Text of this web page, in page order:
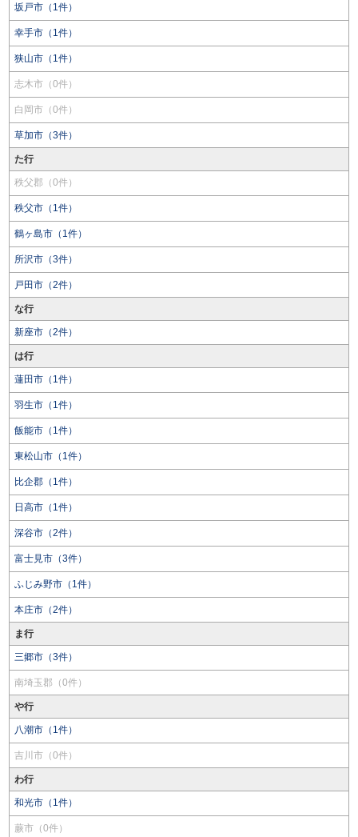
坂戸市（1件）
幸手市（1件）
狭山市（1件）
志木市（0件）
白岡市（0件）
草加市（3件）
た行
秩父郡（0件）
秩父市（1件）
鶴ヶ島市（1件）
所沢市（3件）
戸田市（2件）
な行
新座市（2件）
は行
蓮田市（1件）
羽生市（1件）
飯能市（1件）
東松山市（1件）
比企郡（1件）
日高市（1件）
深谷市（2件）
富士見市（3件）
ふじみ野市（1件）
本庄市（2件）
ま行
三郷市（3件）
南埼玉郡（0件）
や行
八潮市（1件）
吉川市（0件）
わ行
和光市（1件）
蕨市（0件）